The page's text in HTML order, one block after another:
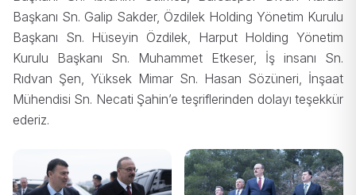
Başkanı Sn. Galip Sakder, Özdilek Holding Yönetim Kurulu
Başkanı Sn. Hüseyin Özdilek, Harput Holding Yönetim
Kurulu Başkanı Sn. Muhammet Etkeser, İş insanı Sn.
Rıdvan Şen, Yüksek Mimar Sn. Hasan Sözüneri, İnşaat
Mühendisi Sn. Necati Şahin’e teşriflerinden dolayı teşekkür
ederiz.